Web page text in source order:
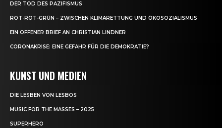
DER TOD DES PAZIFISMUS
ROT-ROT-GRÜN – ZWISCHEN KLIMARETTUNG UND ÖKOSOZIALISMUS
EIN OFFENER BRIEF AN CHRISTIAN LINDNER
CORONAKRISE: EINE GEFAHR FÜR DIE DEMOKRATIE?
KUNST UND MEDIEN
DIE LESBEN VON LESBOS
MUSIC FOR THE MASSES – 2025
SUPERHERO